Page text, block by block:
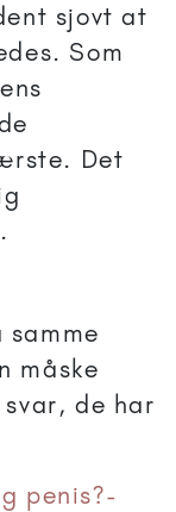
sjovt at
Som
Det
måske
de har
penis?-